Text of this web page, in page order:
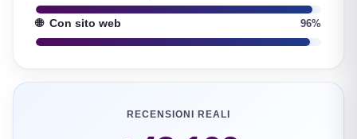
🌐 Con sito web 96%
RECENSIONI REALI